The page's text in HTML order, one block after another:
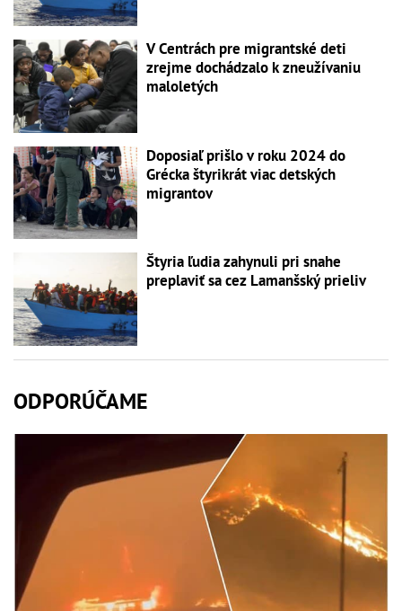
V Centrách pre migrantské deti
zrejme dochádzalo k zneužívaniu
maloletých
Doposiaľ prišlo v roku 2024 do
Grécka štyrikrát viac detských
migrantov
Štyria ľudia zahynuli pri snahe
preplaviť sa cez Lamanšský prieliv
ODPORÚČAME